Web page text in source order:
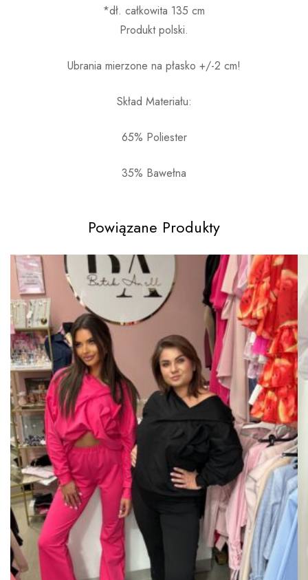
*dł. całkowita 135 cm
Produkt polski.
Ubrania mierzone na płasko +/-2 cm!
Skład Materiału:
65% Poliester
35% Bawełna
Powiązane Produkty